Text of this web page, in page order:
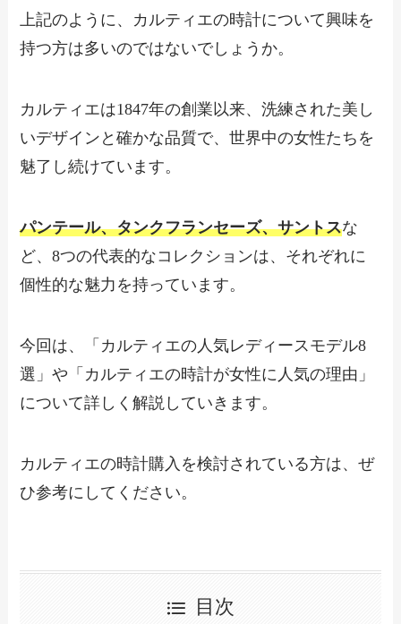
上記のように、カルティエの時計について興味を
持つ方は多いのではないでしょうか。
カルティエは1847年の創業以来、洗練された美し
いデザインと確かな品質で、世界中の女性たちを
魅了し続けています。
パンテール、タンクフランセーズ、サントスな
ど、8つの代表的なコレクションは、それぞれに
個性的な魅力を持っています。
今回は、「カルティエの人気レディースモデル8
選」や「カルティエの時計が女性に人気の理由」
について詳しく解説していきます。
カルティエの時計購入を検討されている方は、ぜ
ひ参考にしてください。
目次